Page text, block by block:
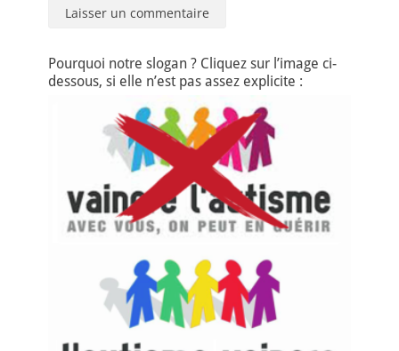
Pourquoi notre slogan ? Cliquez sur l’image ci-
dessous, si elle n’est pas assez explicite :